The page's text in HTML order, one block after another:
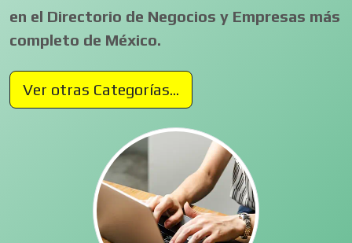
en el Directorio de Negocios y Empresas más
completo de México.
Ver otras Categorías...